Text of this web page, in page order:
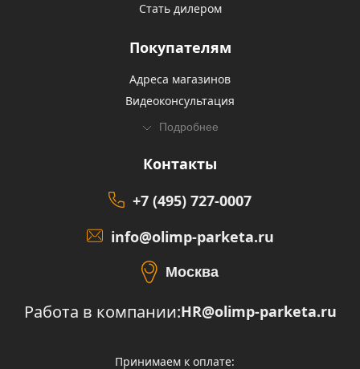
Стать дилером
Покупателям
Адреса магазинов
Видеоконсультация
Подробнее
Контакты
+7 (495) 727-0007
info@olimp-parketa.ru
Москва
Работа в компании:HR@olimp-parketa.ru
Принимаем к оплате: